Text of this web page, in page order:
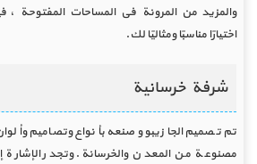
والمزيد من المرونة في المساحات المفتوحة ،
اختيارًا مناسبًا ومثاليًا لك.
شرفة خرسانية
تم تصميم الجازيبو وصنعه بأنواع وتصاميم
مصنوعة من المعدن والخرسانة. وتجدر الإشارة